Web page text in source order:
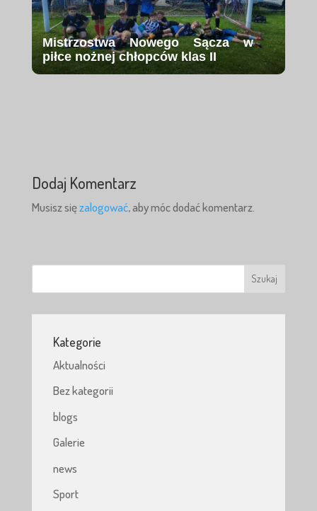
Mistrzostwa Nowego Sącza w
piłce nożnej chłopców klas II
Dodaj Komentarz
Musisz sięzalogować, aby móc dodać komentarz.
Kategorie
Aktualności
Bez kategorii
blogs
Galerie
news
Sport